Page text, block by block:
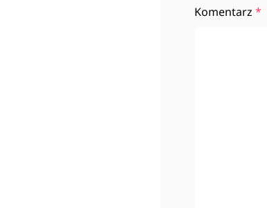
Komentarz *